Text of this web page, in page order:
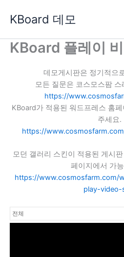
로
KBoard 데모
KBoard 플레이
데모게시판은 정기적으
모든 질문은 코스모스팜
https://
KBoard가 적용된 워드프레스 홈
주세요.
https://
모던 갤러리 스킨이 적용된 게시
페이지에서 가
https://www.cosmosfarm.com/
play-video-